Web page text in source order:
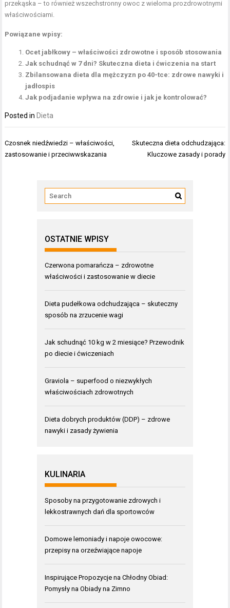
przekąska – to również wszechstronny owoc z wieloma prozdrowotnymi
właściwościami.
Powiązane wpisy:
Ocet jabłkowy – właściwości zdrowotne i sposób stosowania
Jak schudnąć w 7 dni? Skuteczna dieta i ćwiczenia na start
Zbilansowana dieta dla mężczyzn po 40-tce: zdrowe nawyki i
jadłospis
Jak podjadanie wpływa na zdrowie i jak je kontrolować?
Posted in Dieta
Nawigacja
wpisu
Czosnek niedźwiedzi – właściwości,
zastosowanie i przeciwwskazania
Skuteczna dieta odchudzająca:
Kluczowe zasady i porady
OSTATNIE WPISY
Czerwona pomarańcza – zdrowotne
właściwości i zastosowanie w diecie
Dieta pudełkowa odchudzająca – skuteczny
sposób na zrzucenie wagi
Jak schudnąć 10 kg w 2 miesiące? Przewodnik
po diecie i ćwiczeniach
Graviola – superfood o niezwykłych
właściwościach zdrowotnych
Dieta dobrych produktów (DDP) – zdrowe
nawyki i zasady żywienia
KULINARIA
Sposoby na przygotowanie zdrowych i
lekkostrawnych dań dla sportowców
Domowe lemoniady i napoje owocowe:
przepisy na orzeźwiające napoje
Inspirujące Propozycje na Chłodny Obiad:
Pomysły na Obiady na Zimno